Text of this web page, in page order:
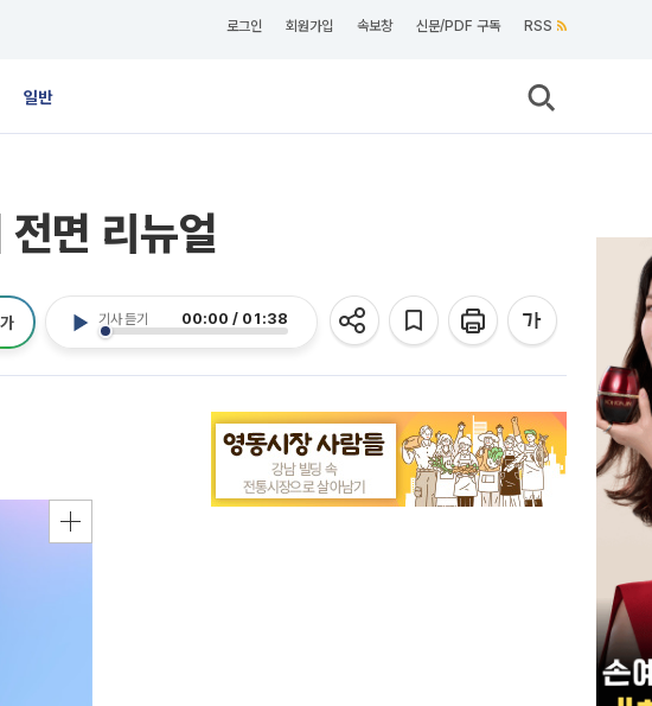
로그인 회원가입 속보창 신문/PDF 구독 RSS
일반
면 리뉴얼
기사 듣기 00:00 / 01:38